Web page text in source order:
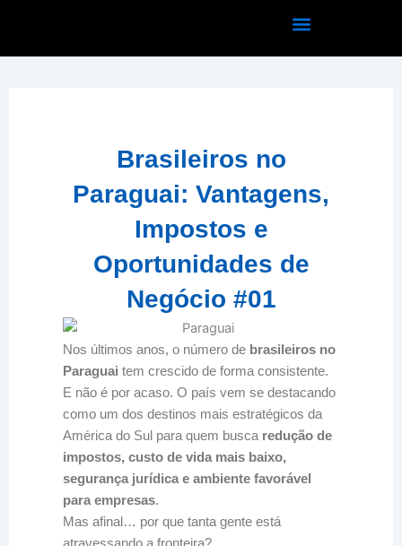
o
Brasileiros no
Paraguai: Vantagens,
Impostos e
Oportunidades de
Negócio #01
Nos últimos anos, o número de brasileiros no
Paraguai tem crescido de forma consistente.
E não é por acaso. O país vem se destacando
como um dos destinos mais estratégicos da
América do Sul para quem busca redução de
impostos, custo de vida mais baixo,
segurança jurídica e ambiente favorável
para empresas.
Mas afinal… por que tanta gente está